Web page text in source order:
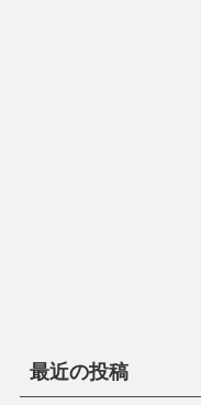
最近の投稿